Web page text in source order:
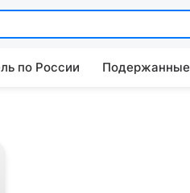
по России Подержанные